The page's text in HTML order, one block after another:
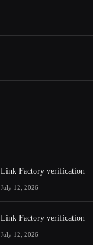
Link Factory verification
July 12, 2026
Link Factory verification
July 12, 2026